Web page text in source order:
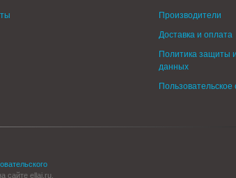
Производители
Доставка и оплата
Политика защиты
данных
сайте ellaj.ru.